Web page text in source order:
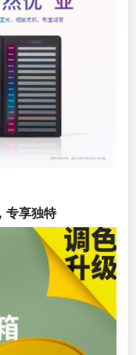
专享独特